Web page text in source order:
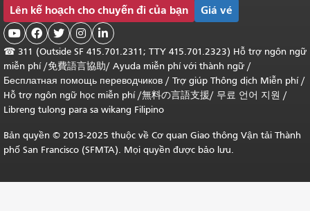
Lên kế hoạch cho chuyến đi của bạn Giá vé
    
☎ 311 (Outside SF 415.701.2311; TTY 415.701.2323) Hỗ trợ ngôn ngữ
miễn phí /免費語言協助/ Ayuda miễn phí với thành ngữ /
Бесплатная помощь переводчиков / Trợ giúp Thông dịch Miễn phí/
Hỗ trợ ngôn ngữ học miễn phí/無料の言語支援/ 무료 언어 지원 /
Libreng tulong para sa wikang Filipino
Bản quyền © 2013-2025 thuộc về Cơ quan Giao thông Vận tải Thành
phố San Francisco (SFMTA). Mọi quyền được bảo lưu.